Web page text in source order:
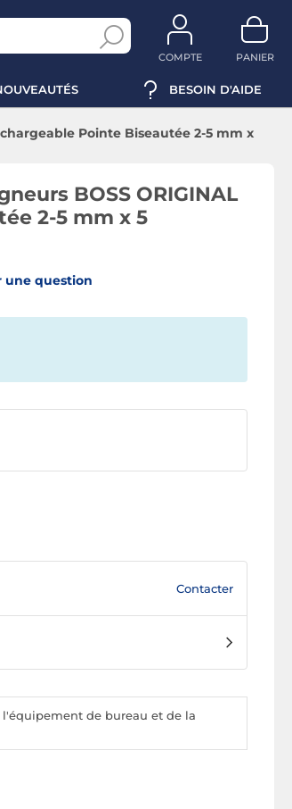
COMPTE PANIER
BESOIN D'AIDE
Pointe Biseautée 2-5 mm x
BOSS ORIGINAL
2-5 mm x 5
une question
Contacter
l'équipement de bureau et de la